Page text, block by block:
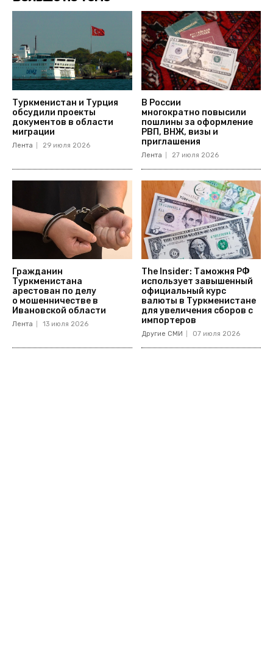
Туркменистан и Турция
обсудили проекты
документов в области
миграции
Лента 29 июля 2026
В России
многократно повысили
пошлины за оформление
РВП, ВНЖ, визы и
приглашения
Лента 27 июля 2026
Гражданин
Туркменистана
арестован по делу
о мошенничестве в
Ивановской области
Лента 13 июля 2026
The Insider: Таможня РФ
использует завышенный
официальный курс
валюты в Туркменистане
для увеличения сборов с
импортеров
Другие СМИ 07 июля 2026